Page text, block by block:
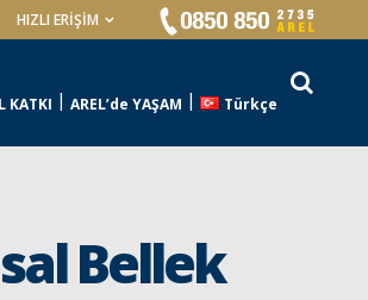
HIZLI ERİŞİM
KATKI AREL’de YAŞAM Türkçe
Bellek